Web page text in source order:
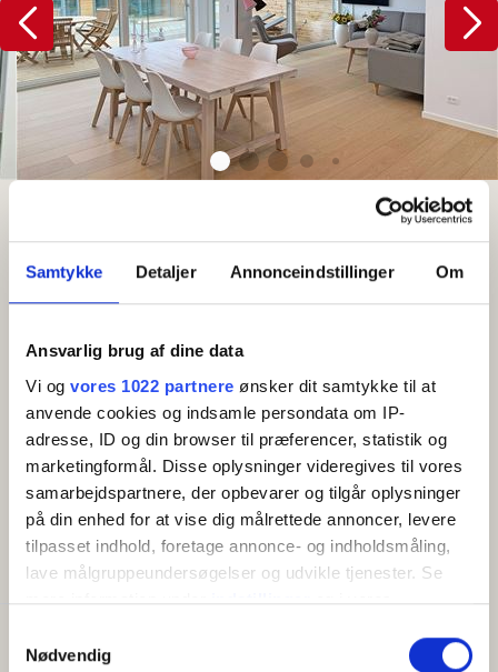
Samtykke Detaljer Annonceindstillinger Om
Ansvarlig brug af dine data
Vi og vores 1022 partnere ønsker dit samtykke til at
anvende cookies og indsamle persondata om IP-
adresse, ID og din browser til præferencer, statistik og
marketingformål. Disse oplysninger videregives til vores
samarbejdspartnere, der opbevarer og tilgår oplysninger
på din enhed for at vise dig målrettede annoncer, levere
tilpasset indhold, foretage annonce- og indholdsmåling,
lave målgruppeundersøgelser og udvikle tjenester. Se
mere information underindstillingerog i vores
tilbage eller ændre indstillinger fra vores
Nødvendig
Holiday home (8G) for 6 persons
Newly built (2023) holiday home of 110 m2 in
Svaneke - close to the town, the cliffs and the sea.
Swanvika holiday home 8G is 110 m2 with two
beautiful terraces of 30 m2, on each side of the
house. There is a bright entrance hall with closet
includes a stove, fridge with freezer, dishwasher,
Show more
AMENITIES
Beds: 6